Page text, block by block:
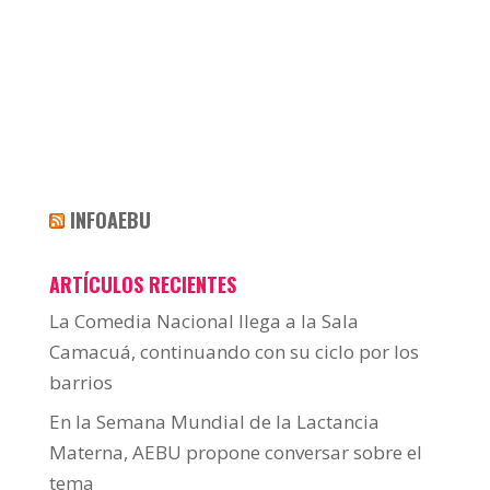
INFOAEBU
ARTÍCULOS RECIENTES
La Comedia Nacional llega a la Sala
Camacuá, continuando con su ciclo por los
barrios
En la Semana Mundial de la Lactancia
Materna, AEBU propone conversar sobre el
tema